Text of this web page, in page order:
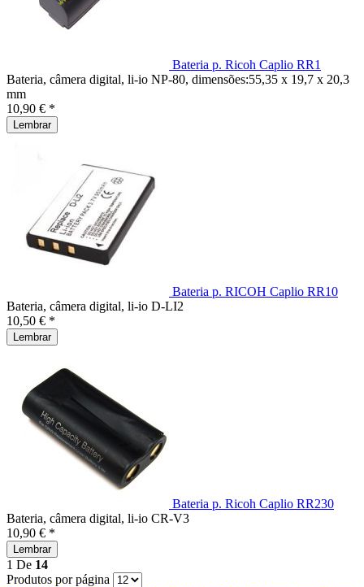
Bateria p. Ricoh Caplio RR1
Bateria, câmera digital, li-io NP-80, dimensões:55,35 x 19,7 x 20,3
mm
10,90 € *
Lembrar
Bateria p. RICOH Caplio RR10
Bateria, câmera digital, li-io D-LI2
10,50 € *
Lembrar
Bateria p. Ricoh Caplio RR230
Bateria, câmera digital, li-io CR-V3
10,90 € *
Lembrar
1 De 14
Produtos por página